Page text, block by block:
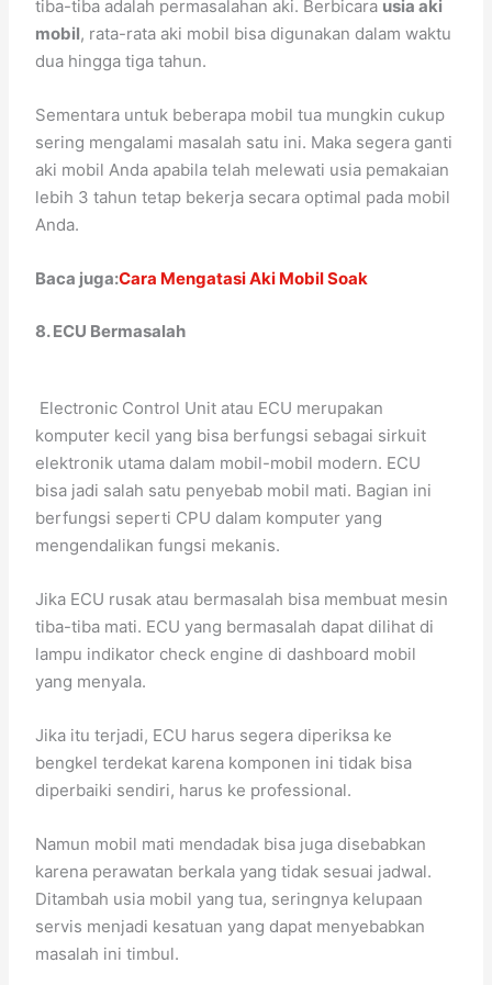
tiba-tiba adalah permasalahan aki. Berbicara usia aki
mobil, rata-rata aki mobil bisa digunakan dalam waktu
dua hingga tiga tahun.
Sementara untuk beberapa mobil tua mungkin cukup
sering mengalami masalah satu ini. Maka segera ganti
aki mobil Anda apabila telah melewati usia pemakaian
lebih 3 tahun tetap bekerja secara optimal pada mobil
Anda.
Baca juga:Cara Mengatasi Aki Mobil Soak
8. ECU Bermasalah
Electronic Control Unit atau ECU merupakan
komputer kecil yang bisa berfungsi sebagai sirkuit
elektronik utama dalam mobil-mobil modern. ECU
bisa jadi salah satu penyebab mobil mati. Bagian ini
berfungsi seperti CPU dalam komputer yang
mengendalikan fungsi mekanis.
Jika ECU rusak atau bermasalah bisa membuat mesin
tiba-tiba mati. ECU yang bermasalah dapat dilihat di
lampu indikator check engine di dashboard mobil
yang menyala.
Jika itu terjadi, ECU harus segera diperiksa ke
bengkel terdekat karena komponen ini tidak bisa
diperbaiki sendiri, harus ke professional.
Namun mobil mati mendadak bisa juga disebabkan
karena perawatan berkala yang tidak sesuai jadwal.
Ditambah usia mobil yang tua, seringnya kelupaan
servis menjadi kesatuan yang dapat menyebabkan
masalah ini timbul.